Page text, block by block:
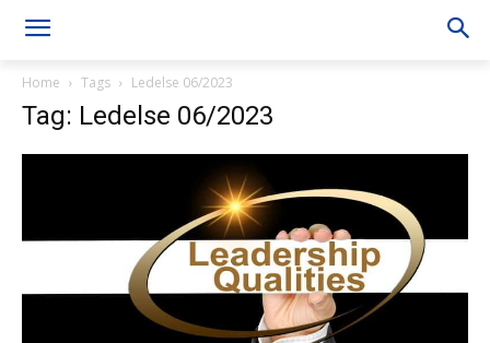
Home Tags Ledelse 06/2023
Tag: Ledelse 06/2023